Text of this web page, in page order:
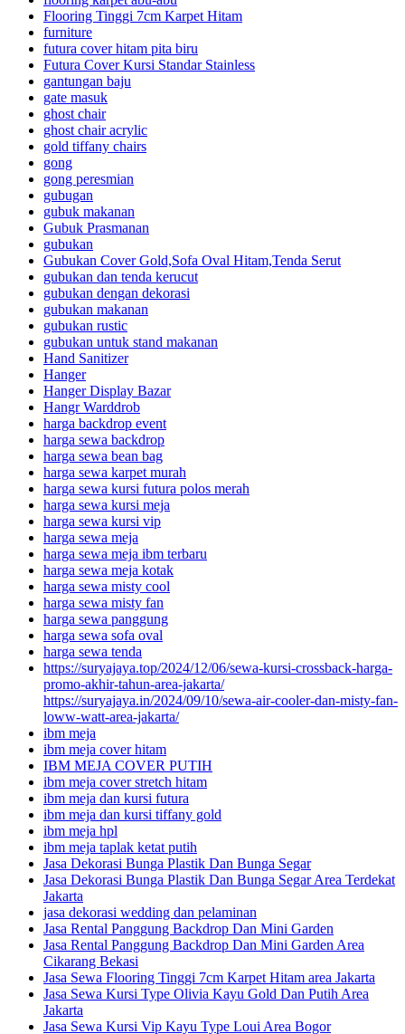
Flooring Tinggi 7cm Karpet Hitam
furniture
futura cover hitam pita biru
Futura Cover Kursi Standar Stainless
gantungan baju
gate masuk
ghost chair
ghost chair acrylic
gold tiffany chairs
gong
gong peresmian
gubugan
gubuk makanan
Gubuk Prasmanan
gubukan
Gubukan Cover Gold,Sofa Oval Hitam,Tenda Serut
gubukan dan tenda kerucut
gubukan dengan dekorasi
gubukan makanan
gubukan rustic
gubukan untuk stand makanan
Hand Sanitizer
Hanger
Hanger Display Bazar
Hangr Warddrob
harga backdrop event
harga sewa backdrop
harga sewa bean bag
harga sewa karpet murah
harga sewa kursi futura polos merah
harga sewa kursi meja
harga sewa kursi vip
harga sewa meja
harga sewa meja ibm terbaru
harga sewa meja kotak
harga sewa misty cool
harga sewa misty fan
harga sewa panggung
harga sewa sofa oval
harga sewa tenda
https://suryajaya.top/2024/12/06/sewa-kursi-crossback-harga-
promo-akhir-tahun-area-jakarta/
https://suryajaya.in/2024/09/10/sewa-air-cooler-dan-misty-fan-
loww-watt-area-jakarta/
ibm meja
ibm meja cover hitam
IBM MEJA COVER PUTIH
ibm meja cover stretch hitam
ibm meja dan kursi futura
ibm meja dan kursi tiffany gold
ibm meja hpl
ibm meja taplak ketat putih
Jasa Dekorasi Bunga Plastik Dan Bunga Segar
Jasa Dekorasi Bunga Plastik Dan Bunga Segar Area Terdekat
Jakarta
jasa dekorasi wedding dan pelaminan
Jasa Rental Panggung Backdrop Dan Mini Garden
Jasa Rental Panggung Backdrop Dan Mini Garden Area
Cikarang Bekasi
Jasa Sewa Flooring Tinggi 7cm Karpet Hitam area Jakarta
Jasa Sewa Kursi Type Olivia Kayu Gold Dan Putih Area
Jakarta
Jasa Sewa Kursi Vip Kayu Type Loui Area Bogor